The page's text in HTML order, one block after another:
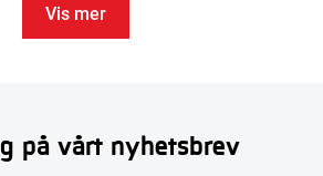
Vis mer
på vårt nyhetsbrev